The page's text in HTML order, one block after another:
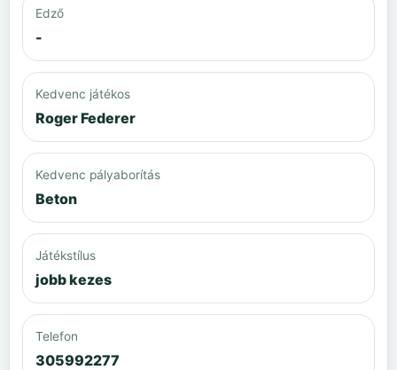
Edző
-
Kedvenc játékos
Roger Federer
Kedvenc pályaborítás
Beton
Játékstílus
jobb kezes
Telefon
305992277